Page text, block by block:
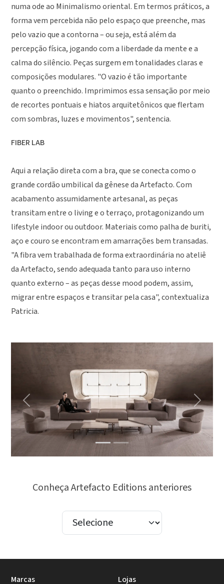
numa ode ao Minimalismo oriental. Em termos práticos, a
forma vem percebida não pelo espaço que preenche, mas
pelo vazio que a contorna – ou seja, está além da
percepção física, jogando com a liberdade da mente e a
calma do silêncio. Peças surgem em tonalidades claras e
composições modulares. "O vazio é tão importante
quanto o preenchido. Imprimimos essa sensação por meio
de recortes pontuais e hiatos arquitetônicos que flertam
com sombras, luzes e movimentos", sentencia.
FIBER LAB
Aqui a relação direta com a bra, que se conecta como o
grande cordão umbilical da gênese da Artefacto. Com
acabamento assumidamente artesanal, as peças
transitam entre o living e o terraço, protagonizando um
lifestyle indoor ou outdoor. Materiais como palha de buriti,
aço e couro se encontram em amarrações bem transadas.
"A fibra vem trabalhada de forma extraordinária no ateliê
da Artefacto, sendo adequada tanto para uso interno
quanto externo – as peças desse mood podem, assim,
migrar entre espaços e transitar pela casa", contextualiza
Patricia.
Previous Next
Conheça Artefacto Editions anteriores
Marcas Lojas